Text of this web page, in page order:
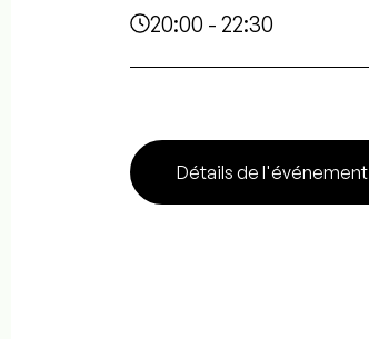
20:00 - 22:30
Détails de l'événement